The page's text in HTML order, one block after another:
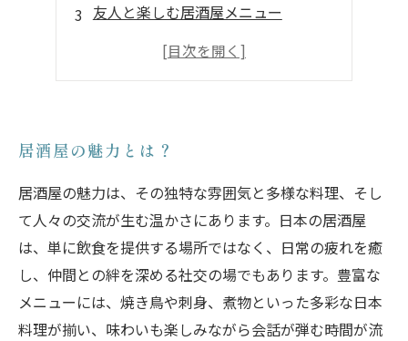
友人と楽しむ居酒屋メニュー
居酒屋でのコミュニケーション術
居酒屋の魅力とは？
居酒屋の魅力は、その独特な雰囲気と多様な料理、そし
て人々の交流が生む温かさにあります。日本の居酒屋
は、単に飲食を提供する場所ではなく、日常の疲れを癒
し、仲間との絆を深める社交の場でもあります。豊富な
メニューには、焼き鳥や刺身、煮物といった多彩な日本
料理が揃い、味わいも楽しみながら会話が弾む時間が流